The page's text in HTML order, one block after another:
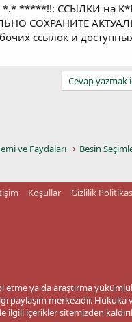
*.* *****!!: ССЫЛКИ на
СОХРАНИТЕ
ссылок и доступных
Cevap yazmak
ve Faydaları
Besin
Koşullar Gizlilik
etme ya da araştırma
merkezidir. Hukuka
içerikler sitemizden